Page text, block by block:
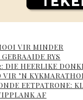
VIR MINDER
RYS
DIE HEERLIKE
VIR ’N
EETPATRONE:
AF